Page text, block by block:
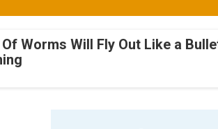
Worms Will Fly Out Like a